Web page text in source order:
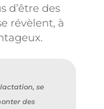
d’être des
révèlent, à
se
des